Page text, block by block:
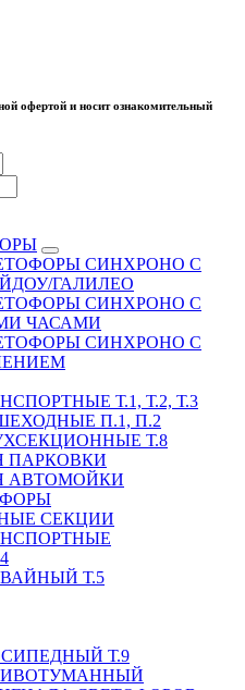
офертой и носит ознакомительный
СИНХРОНО С
ГАЛИЛЕО
СИНХРОНО С
ЧАСАМИ
СИНХРОНО С
Т.1, Т.2, Т.3
П.1, П.2
Т.8
ПАРКОВКИ
АВТОМОЙКИ
СЕКЦИИ
Т.5
Т.9